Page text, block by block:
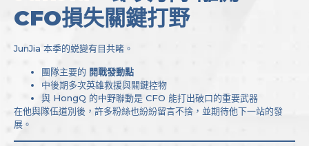
CFO損失關鍵打野
JunJia 本季的蜕變有目共睹。
團隊主要的 開戰發動點
中後期多次英雄救援與關鍵控物
與 HongQ 的中野聯動是 CFO 能打出破口的重要武器
在他與隊伍道別後，許多粉絲也紛紛留言不捨，並期待他下一站的發
展。